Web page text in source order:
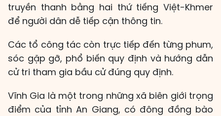
truyền thanh bằng hai thứ tiếng Việt-Khmer
để người dân dễ tiếp cận thông tin.
Các tổ công tác còn trực tiếp đến từng phum,
sóc gặp gỡ, phổ biến quy định và hướng dẫn
cử tri tham gia bầu cử đúng quy định.
Vĩnh Gia là một trong những xã biên giới trọng
điểm của tỉnh An Giang, có đông đồng bào